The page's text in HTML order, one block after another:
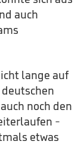
auch
lange auf
noch den
-
etwas